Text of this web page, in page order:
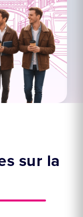
sur la